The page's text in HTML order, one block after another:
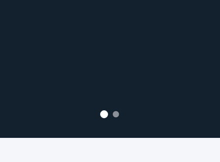
Linette Startbild
Produktvielfalt